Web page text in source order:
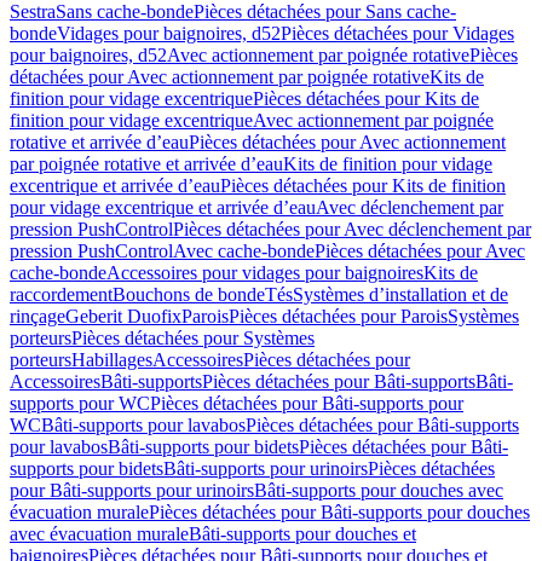
SestraSans cache-bondePièces détachées pour Sans cache-
bondeVidages pour baignoires, d52Pièces détachées pour Vidages
pour baignoires, d52Avec actionnement par poignée rotativePièces
détachées pour Avec actionnement par poignée rotativeKits de
finition pour vidage excentriquePièces détachées pour Kits de
finition pour vidage excentriqueAvec actionnement par poignée
rotative et arrivée d’eauPièces détachées pour Avec actionnement
par poignée rotative et arrivée d’eauKits de finition pour vidage
excentrique et arrivée d’eauPièces détachées pour Kits de finition
pour vidage excentrique et arrivée d’eauAvec déclenchement par
pression PushControlPièces détachées pour Avec déclenchement par
pression PushControlAvec cache-bondePièces détachées pour Avec
cache-bondeAccessoires pour vidages pour baignoiresKits de
raccordementBouchons de bondeTésSystèmes d’installation et de
rinçageGeberit DuofixParoisPièces détachées pour ParoisSystèmes
porteursPièces détachées pour Systèmes
porteursHabillagesAccessoiresPièces détachées pour
AccessoiresBâti-supportsPièces détachées pour Bâti-supportsBâti-
supports pour WCPièces détachées pour Bâti-supports pour
WCBâti-supports pour lavabosPièces détachées pour Bâti-supports
pour lavabosBâti-supports pour bidetsPièces détachées pour Bâti-
supports pour bidetsBâti-supports pour urinoirsPièces détachées
pour Bâti-supports pour urinoirsBâti-supports pour douches avec
évacuation muralePièces détachées pour Bâti-supports pour douches
avec évacuation muraleBâti-supports pour douches et
baignoiresPièces détachées pour Bâti-supports pour douches et